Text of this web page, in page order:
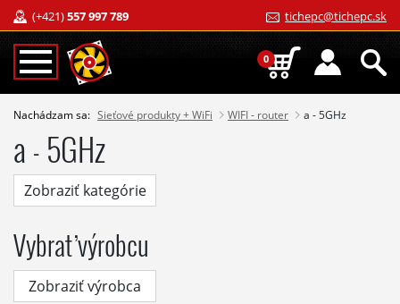
(+421)557 997 789 tichepc@tichepc.sk
0
Nachádzam sa: Sieťové produkty + WiFi WIFI - router a - 5GHz
a - 5GHz
Zobraziť kategórie
Vybrať výrobcu
Zobraziť výrobca